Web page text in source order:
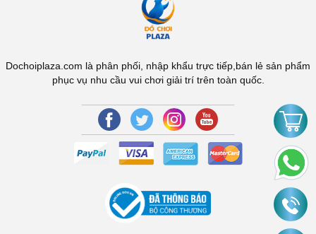
Dochoiplaza.com là phân phối, nhập khẩu trực tiếp,bán lẻ sản phẩm
phục vụ nhu cầu vui chơi giải trí trên toàn quốc.